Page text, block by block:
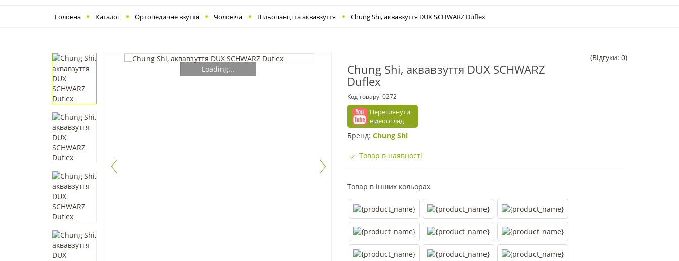
Головна Каталог Ортопедичне взуття Чоловіча Шльопанці та аквавзуття Chung Shi, аквавзуття DUX SCHWARZ Duflex
Loading...
Chung Shi, аквавзуття DUX SCHWARZ
Duflex
Код товару:0272
Переглянути
відеоогляд
(Відгуки: 0)
Бренд: Chung Shi
Товар в наявності
Товар в інших кольорах